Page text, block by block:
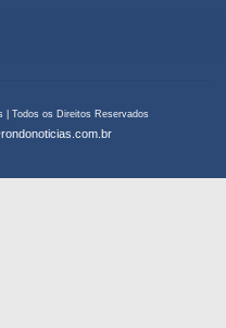
| Todos os Direitos Reservados